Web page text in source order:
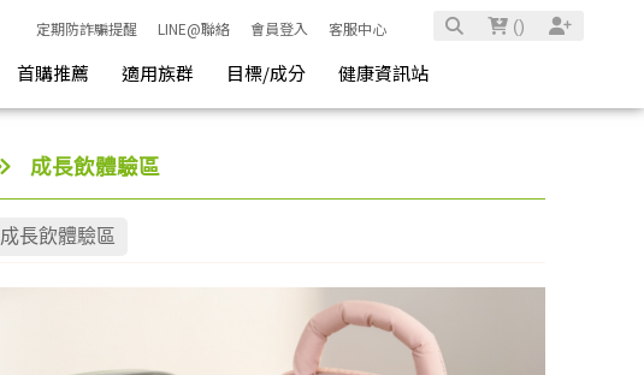
定期防詐騙提醒 LINE@聯絡 會員登入 客服中心 ()
首購推薦 適用族群 目標/成分 健康資訊站
成長飲體驗區
成長飲體驗區